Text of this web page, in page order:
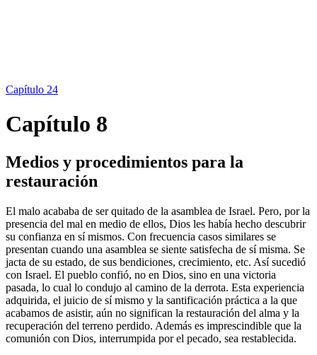
Capítulo 24
Capítulo 8
Medios y procedimientos para la
restauración
El malo acababa de ser quitado de la asamblea de Israel. Pero, por la
presencia del mal en medio de ellos, Dios les había hecho descubrir
su confianza en sí mismos. Con frecuencia casos similares se
presentan cuando una asamblea se siente satisfecha de sí misma. Se
jacta de su estado, de sus bendiciones, crecimiento, etc. Así sucedió
con Israel. El pueblo confió, no en Dios, sino en una victoria
pasada, lo cual lo condujo al camino de la derrota. Esta experiencia
adquirida, el juicio de sí mismo y la santificación práctica a la que
acabamos de asisti­r, aún no significan la restauración del alma y la
recuperación del terreno perdido. Además es imprescindible que la
comunión con Dios, interrumpida por el pecado, sea restablecida.